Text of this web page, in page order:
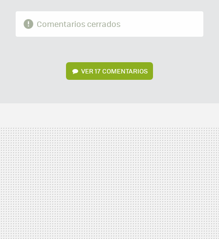
Comentarios cerrados
VER17 COMENTARIOS